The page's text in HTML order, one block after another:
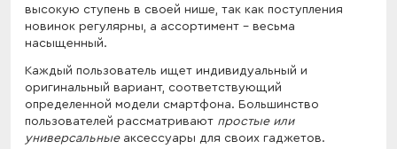
высокую ступень в своей нише, так как поступления
новинок регулярны, а ассортимент - весьма
насыщенный.
Каждый пользователь ищет индивидуальный и
оригинальный вариант, соответствующий
определенной модели смартфона. Большинство
пользователей рассматривают простые или
универсальныеаксессуары для своих гаджетов.